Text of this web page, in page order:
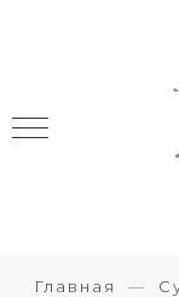
Главная